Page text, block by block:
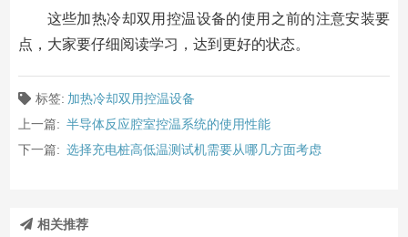
这些加热冷却双用控温设备的使用之前的注意安装要
点，大家要仔细阅读学习，达到更好的状态。
标签: 加热冷却双用控温设备
上一篇: 半导体反应腔室控温系统的使用性能
下一篇: 选择充电桩高低温测试机需要从哪几方面考虑
相关推荐